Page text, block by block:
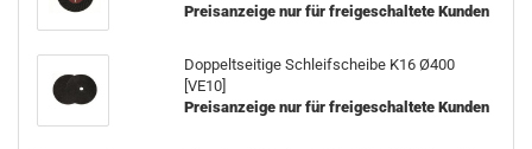
Preisanzeige nur für freigeschaltete Kunden
Doppeltseitige Schleifscheibe K16 Ø400
[VE10]
Preisanzeige nur für freigeschaltete Kunden